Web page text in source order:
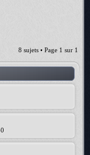
8 sujets • Page 1 sur 1